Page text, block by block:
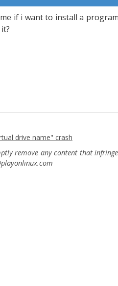
if i want to install a
drive name" crash
remove any content that